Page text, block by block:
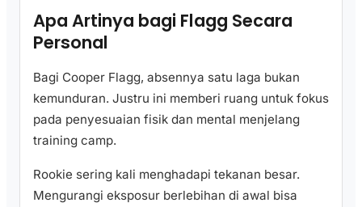
Apa Artinya bagi Flagg Secara
Personal
Bagi Cooper Flagg, absennya satu laga bukan
kemunduran. Justru ini memberi ruang untuk fokus
pada penyesuaian fisik dan mental menjelang
training camp.
Rookie sering kali menghadapi tekanan besar.
Mengurangi eksposur berlebihan di awal bisa